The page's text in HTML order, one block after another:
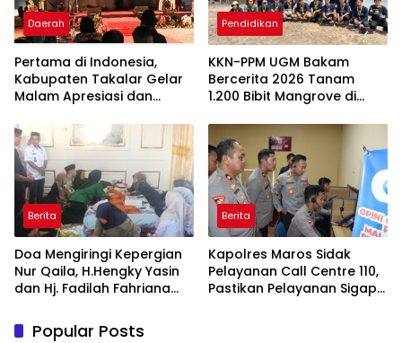
Daerah
Pertama di Indonesia,
Kabupaten Takalar Gelar
Malam Apresiasi dan
Panggung Penghargaan
bagi Pelayan Publik
Berprestasi
Pendidikan
KKN-PPM UGM Bakam
Bercerita 2026 Tanam
1.200 Bibit Mangrove di
Berita
Doa Mengiringi Kepergian
Nur Qaila, H.Hengky Yasin
dan Hj. Fadilah Fahriana
Keluarga
Berita
Kapolres Maros Sidak
Pelayanan Call Centre 110,
Pastikan Pelayanan Sigap
Popular Posts